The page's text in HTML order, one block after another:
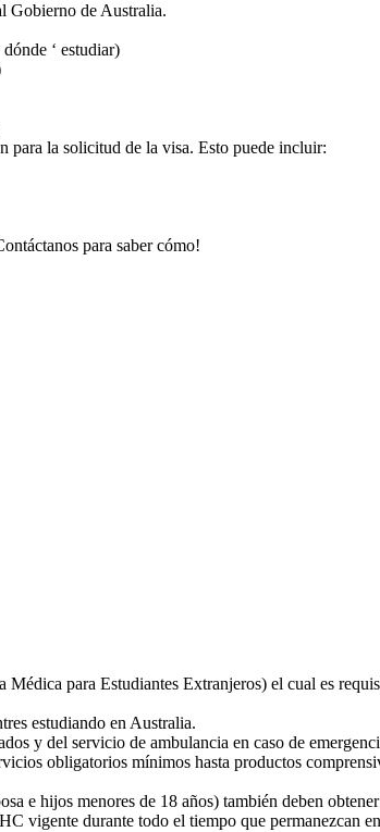
Gobierno de Australia.
‘ estudiar)
para la solicitud de la visa. Esto puede incluir:
para saber cómo!
para Estudiantes Extranjeros) el cual es
estudiando en Australia.
y del servicio de ambulancia en caso de
obligatorios mínimos hasta productos
e hijos menores de 18 años) también deben
vigente durante todo el tiempo que permanezcan